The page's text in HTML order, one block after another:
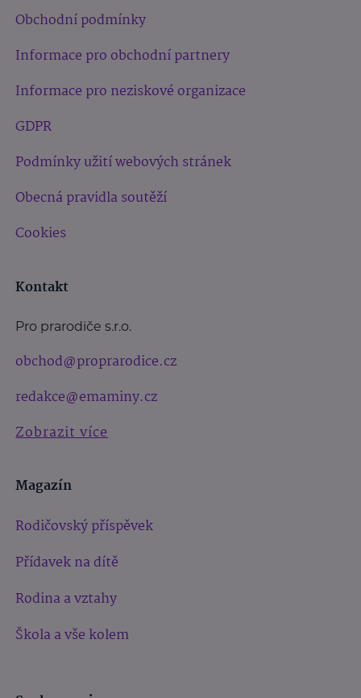
Obchodní podmínky
Informace pro obchodní partnery
Informace pro neziskové organizace
GDPR
Podmínky užití webových stránek
Obecná pravidla soutěží
Cookies
Kontakt
Pro prarodiče s.r.o.
obchod@proprarodice.cz
redakce@emaminy.cz
Zobrazit více
Magazín
Rodičovský příspěvek
Přídavek na dítě
Rodina a vztahy
Škola a vše kolem